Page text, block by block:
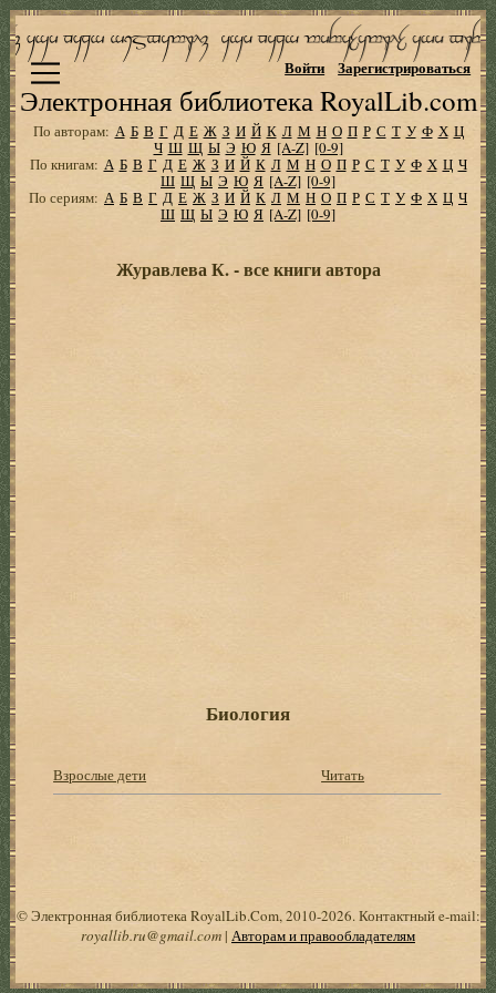
Электронная библиотека RoyalLib.com
Войти Зарегистрироваться
По авторам: А Б В Г Д Е Ж З И Й К Л М Н О П Р С Т У Ф Х Ц
Ч Ш Щ Ы Э Ю Я [A-Z] [0-9]
По книгам: А Б В Г Д Е Ж З И Й К Л М Н О П Р С Т У Ф Х Ц Ч
Ш Щ Ы Э Ю Я [A-Z] [0-9]
По сериям: А Б В Г Д Е Ж З И Й К Л М Н О П Р С Т У Ф Х Ц Ч
Ш Щ Ы Э Ю Я [A-Z] [0-9]
Журавлева К. - все книги автора
Биология
Взрослые дети Читать
© Электронная библиотека RoyalLib.Com, 2010-2026. Контактный e-mail:
royallib.ru@gmail.com| Авторам и правообладателям